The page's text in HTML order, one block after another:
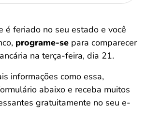
é feriado no seu estado e você
programe-se para comparecer
na terça-feira, dia 21.
informações como essa,
abaixo e receba muitos
gratuitamente no seu e-